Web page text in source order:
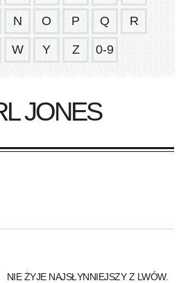
N O P Q R
W Y Z 0-9
JONES
NIE ŻYJE NAJSŁYNNIEJSZY Z LWÓW.